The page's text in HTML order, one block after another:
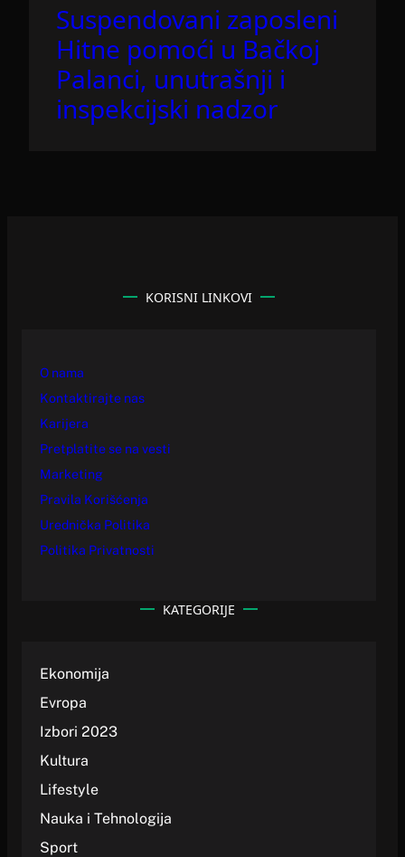
Suspendovani zaposleni
Hitne pomoći u Bačkoj
Palanci, unutrašnji i
inspekcijski nadzor
KORISNI LINKOVI
O nama
Kontaktirajte nas
Karijera
Pretplatite se na vesti
Marketing
Pravila Korišćenja
Urednička Politika
Politika Privatnosti
KATEGORIJE
Ekonomija
Evropa
Izbori 2023
Kultura
Lifestyle
Nauka i Tehnologija
Sport